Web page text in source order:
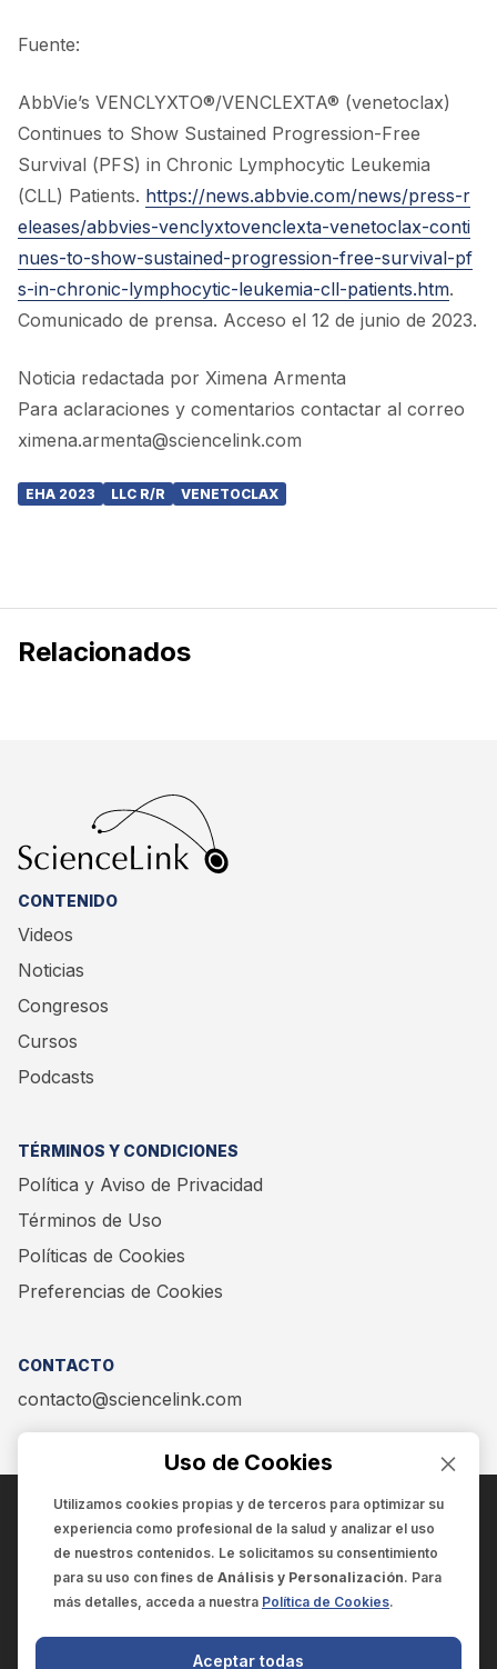
Fuente:
AbbVie’s VENCLYXTO®/VENCLEXTA® (venetoclax)
Continues to Show Sustained Progression-Free
Survival (PFS) in Chronic Lymphocytic Leukemia
(CLL) Patients. https://news.abbvie.com/news/press-r
eleases/abbvies-venclyxtovenclexta-venetoclax-conti
nues-to-show-sustained-progression-free-survival-pf
s-in-chronic-lymphocytic-leukemia-cll-patients.htm.
Comunicado de prensa. Acceso el 12 de junio de 2023.
Noticia redactada por Ximena Armenta
Para aclaraciones y comentarios contactar al correo
ximena.armenta@sciencelink.com
EHA 2023 LLC R/R VENETOCLAX
Relacionados
CONTENIDO
Videos
Noticias
Congresos
Cursos
Podcasts
TÉRMINOS Y CONDICIONES
Política y Aviso de Privacidad
Términos de Uso
Políticas de Cookies
Preferencias de Cookies
CONTACTO
contacto@sciencelink.com
ENCUÉNTRANOS EN:
Uso de Cookies
Utilizamos cookies propias y de terceros para optimizar su
experiencia como profesional de la salud y analizar el uso
de nuestros contenidos. Le solicitamos su consentimiento
para su uso con fines de Análisis y Personalización. Para
más detalles, acceda a nuestra Política de Cookies.
Aceptar todas